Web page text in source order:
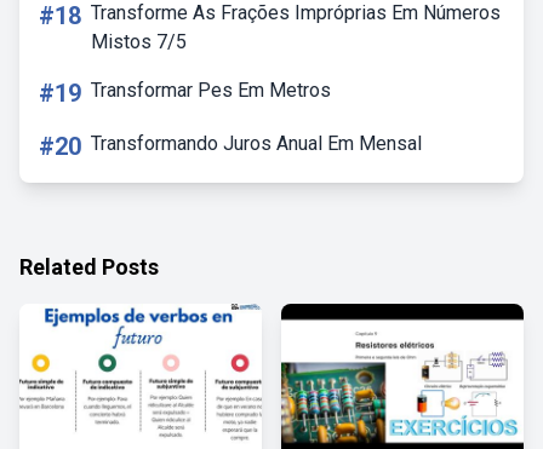
#18 Transforme As Frações Impróprias Em Números
Mistos 7/5
#19 Transformar Pes Em Metros
#20 Transformando Juros Anual Em Mensal
Related Posts